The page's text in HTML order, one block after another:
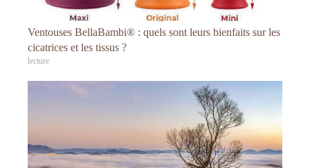
Ventouses BellaBambi® : quels sont leurs bienfaits sur les
cicatrices et les tissus ?
lecture